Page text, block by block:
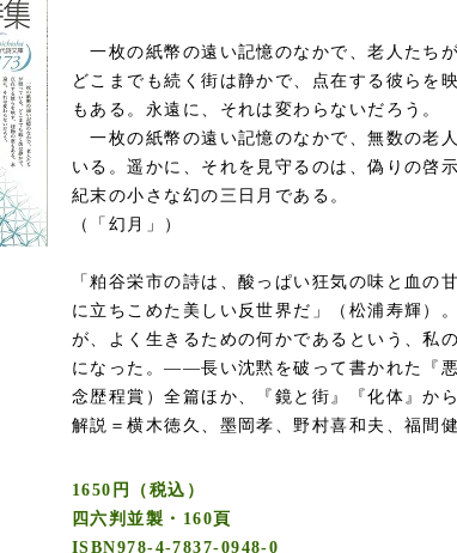
一枚の紙幣の遠い記憶のなかで、老人たちが
どこまでも続く街は静かで、点在する彼らを
もある。永遠に、それは変わらないだろう。
一枚の紙幣の遠い記憶のなかで、無数の老
いる。遥かに、それを見守るのは、偽りの啓
紀末の小さな幻の三日月である。
（「幻月」）
「粕谷栄市の詩は、酸っぱい狂気の味と血の
に立ちこめた美しい反世界だ」（松浦寿輝）
が、よく生きるための何かであるという、私
になった。――長い沈黙を破って書かれた『
念歴程賞）全篇ほか、『鏡と街』『化体』から
解説＝横木徳久、墨岡孝、野村喜和夫、福間
1650円（税込）
四六判並製・160頁
ISBN978-4-7837-0948-0